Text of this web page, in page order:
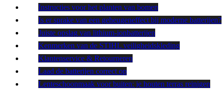
Instructies voor het planten van bomen
Is er sprake van een geheugeneffect bij moderne batterijen?
Juiste opslag van lithium-ionbatterijen
Kenmerken van de STIHL veiligheidskleding
Klantenservice & Retourneren
Laad de batterijen correct op
Lenteschoonmaak voor buiten: je houten terras reinigen